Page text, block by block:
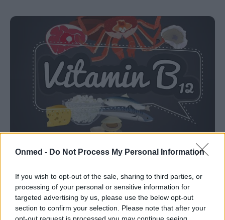
Onmed - Do Not Process My Personal Information
If you wish to opt-out of the sale, sharing to third parties, or
processing of your personal or sensitive information for
targeted advertising by us, please use the below opt-out
section to confirm your selection. Please note that after your
Β12: Οι 8 πιο πλούσιες τροφές σε
Από τις 13 βασικές βιταμίνες που χρειάζεται το σώμα
για τη φυσιολογική του ανάπτυξη και συντήρηση, πάνω
από τις μισές…